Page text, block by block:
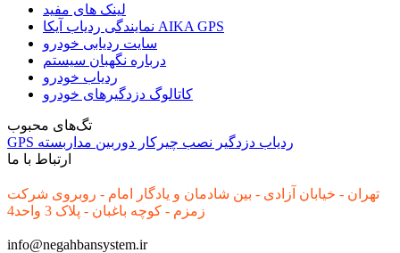
لینک های مفید
نمایندگی ردیاب آیکا AIKA GPS
سایت ردیابی خودرو
درباره نگهبان سیستم
ردیاب خودرو
کاتالوگ دزدگیرهای خودرو
تگ‌های محبوب
GPS
ردیاب دزدگیر نصب چیرکار دوربین مداربسته
ارتباط با ما
تهران - خیابان آزادی - بین شادمان و یادگار امام - روبروی شرکت
زمزم - کوچه باغبان - پلاک 3 واحد4
info@negahbansystem.ir